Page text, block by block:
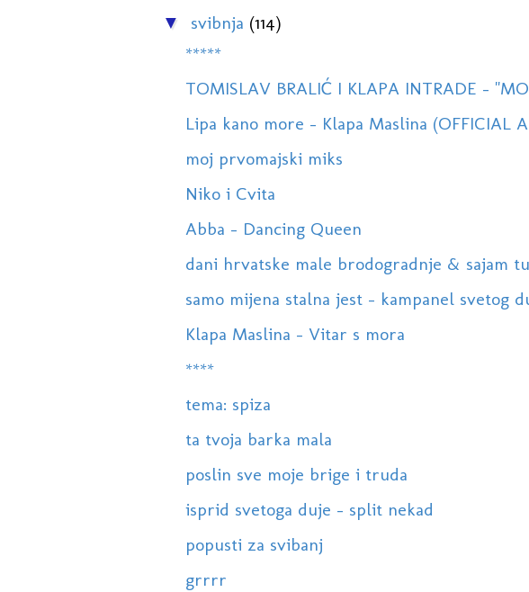
▼ svibnja (114)
*****
TOMISLAV BRALIĆ I KLAPA INTRADE -
Lipa kano more - Klapa Maslina (OFFICIAL
moj prvomajski miks
Niko i Cvita
Abba - Dancing Queen
dani hrvatske male brodogradnje & sajam
samo mijena stalna jest - kampanel svetog
Klapa Maslina - Vitar s mora
****
tema: spiza
ta tvoja barka mala
poslin sve moje brige i truda
isprid svetoga duje - split nekad
popusti za svibanj
grrrr